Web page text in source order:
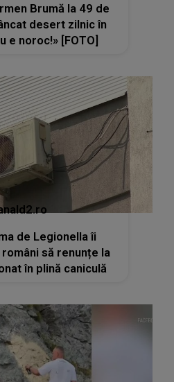
Brumă la 49 de
desert zilnic în
e noroc!» [FOTO]
de Legionella îi
să renunțe la
în plină caniculă